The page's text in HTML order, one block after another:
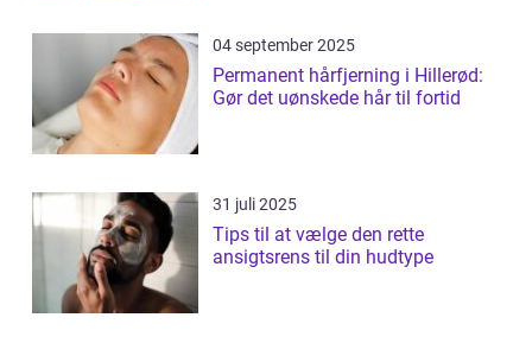
04 september 2025
Permanent hårfjerning i Hillerød:
Gør det uønskede hår til fortid
31 juli 2025
Tips til at vælge den rette
ansigtsrens til din hudtype